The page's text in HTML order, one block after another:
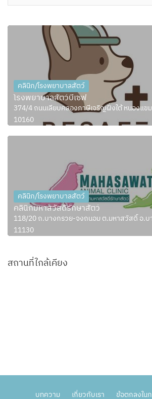
คลินิก/โรงพยาบาลสัตว์
โรงพยาบาลสัตว์บีเซฟ
374/4 ถนนเลียบคลองภาษีเจริญฝั่งใต้ หนองแข
10160
คลินิก/โรงพยาบาลสัตว์
คลินิกมหาสวัสดิ์รักษาสัตว์
118/20 ถ.บางกรวย-จงถนอม ต.มหาสวัสดิ์ อ.บ
11130
สถานที่ใกล้เคียง
บทความ เกี่ยวกับเรา ข้อตกลงใน